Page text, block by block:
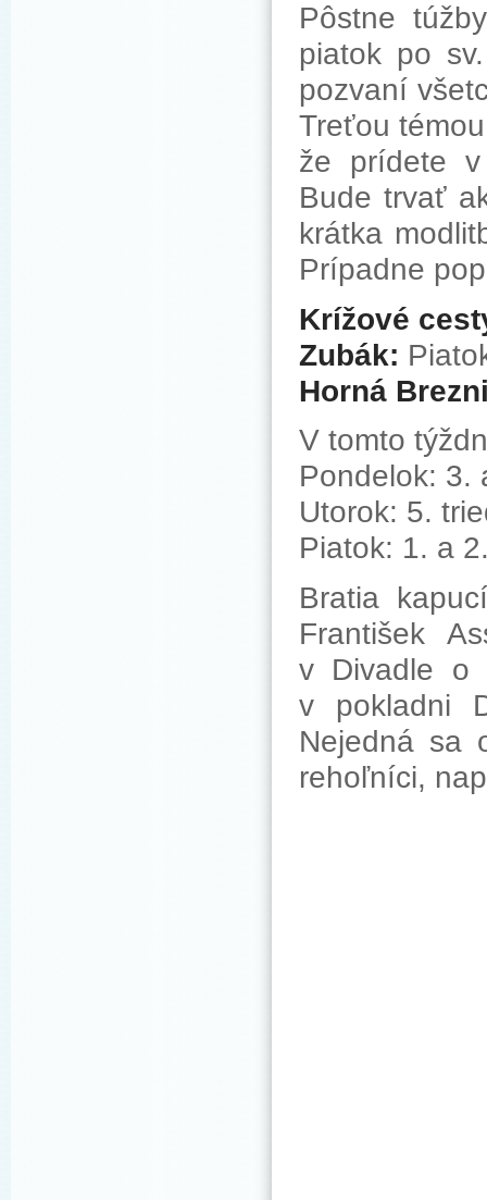
Pôstne
piatok po
pozvaní
Treťou
že prídete v
Bude trvať
krátka
Prípadne
Krížové
Zubák:
Horná
V tomto
Pondelok: 3.
Utorok:
Piatok: 1. a
Bratia
František
v Divadle o
v pokladni
Nejedná sa
rehoľníci,